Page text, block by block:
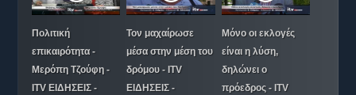
Πολιτική
επικαιρότητα -
Μερόπη Τζούφη -
ITV ΕΙΔΗΣΕΙΣ -
Τον μαχαίρωσε
μέσα στην μέση του
δρόμου - ITV
ΕΙΔΗΣΕΙΣ -
Μόνο οι εκλογές
είναι η λύση,
δηλώνει ο
πρόεδρος - ITV